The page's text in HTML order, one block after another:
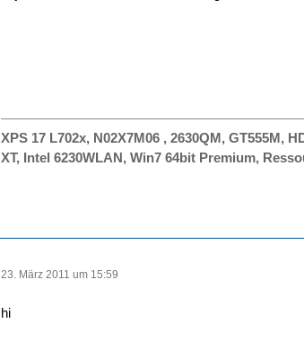
XPS 17 L702x, N02X7M06 , 2630QM, GT555M,
XT, Intel 6230WLAN, Win7 64bit Premium,
23. März 2011 um 15:59
hi